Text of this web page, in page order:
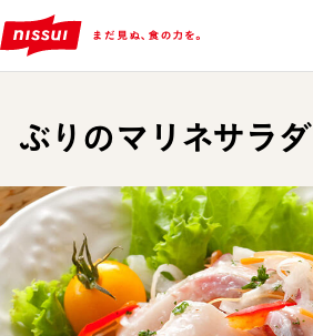
ぶりのマリネサラダ